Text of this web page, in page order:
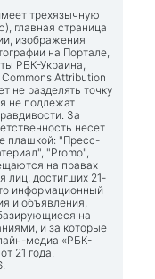
трехязычную
главная страница
изображения
на Портале,
РБК-Украина,
Attribution
не разделять точку
не подлежат
За
несет
плашкой: "Пресс-
"Promo",
на правах
лиц, достигших 21-
информационный
и объявления,
на
и за которые
медиа «РБК-
21 года.